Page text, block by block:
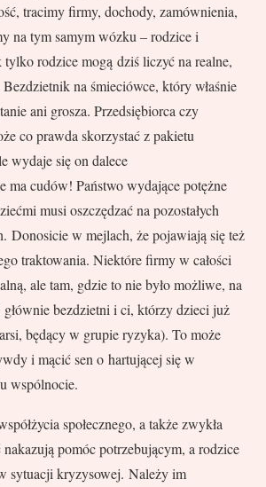
tracimy firmy, dochody, zamównienia,
na tym samym wózku – rodzice i
rodzice mogą dziś liczyć na realne,
na śmieciówce, który właśnie
ani grosza. Przedsiębiorca czy
co prawda skorzystać z pakietu
wydaje się on dalece
ma cudów! Państwo wydające potężne
musi oszczędzać na pozostałych
Donosicie w mejlach, że pojawiają się też
traktowania. Niektóre firmy w całości
ale tam, gdzie to nie było możliwe, na
głównie bezdzietni i ci, którzy dzieci już
będący w grupie ryzyka). To może
i mącić sen o hartującej się w
wspólnocie.
społecznego, a także zwykła
pomóc potrzebującym, a rodzice
sytuacji kryzysowej. Należy im